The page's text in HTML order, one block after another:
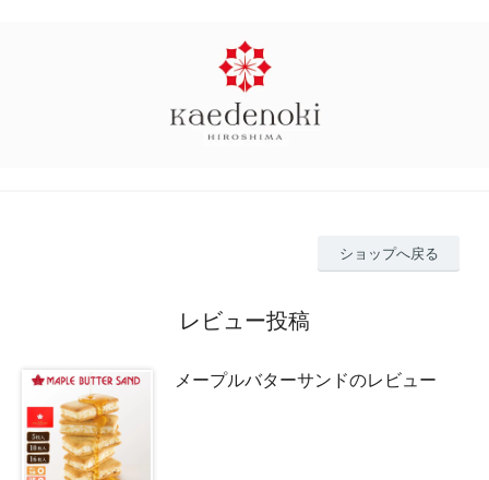
ショップへ戻る
レビュー投稿
メープルバターサンドのレビュー